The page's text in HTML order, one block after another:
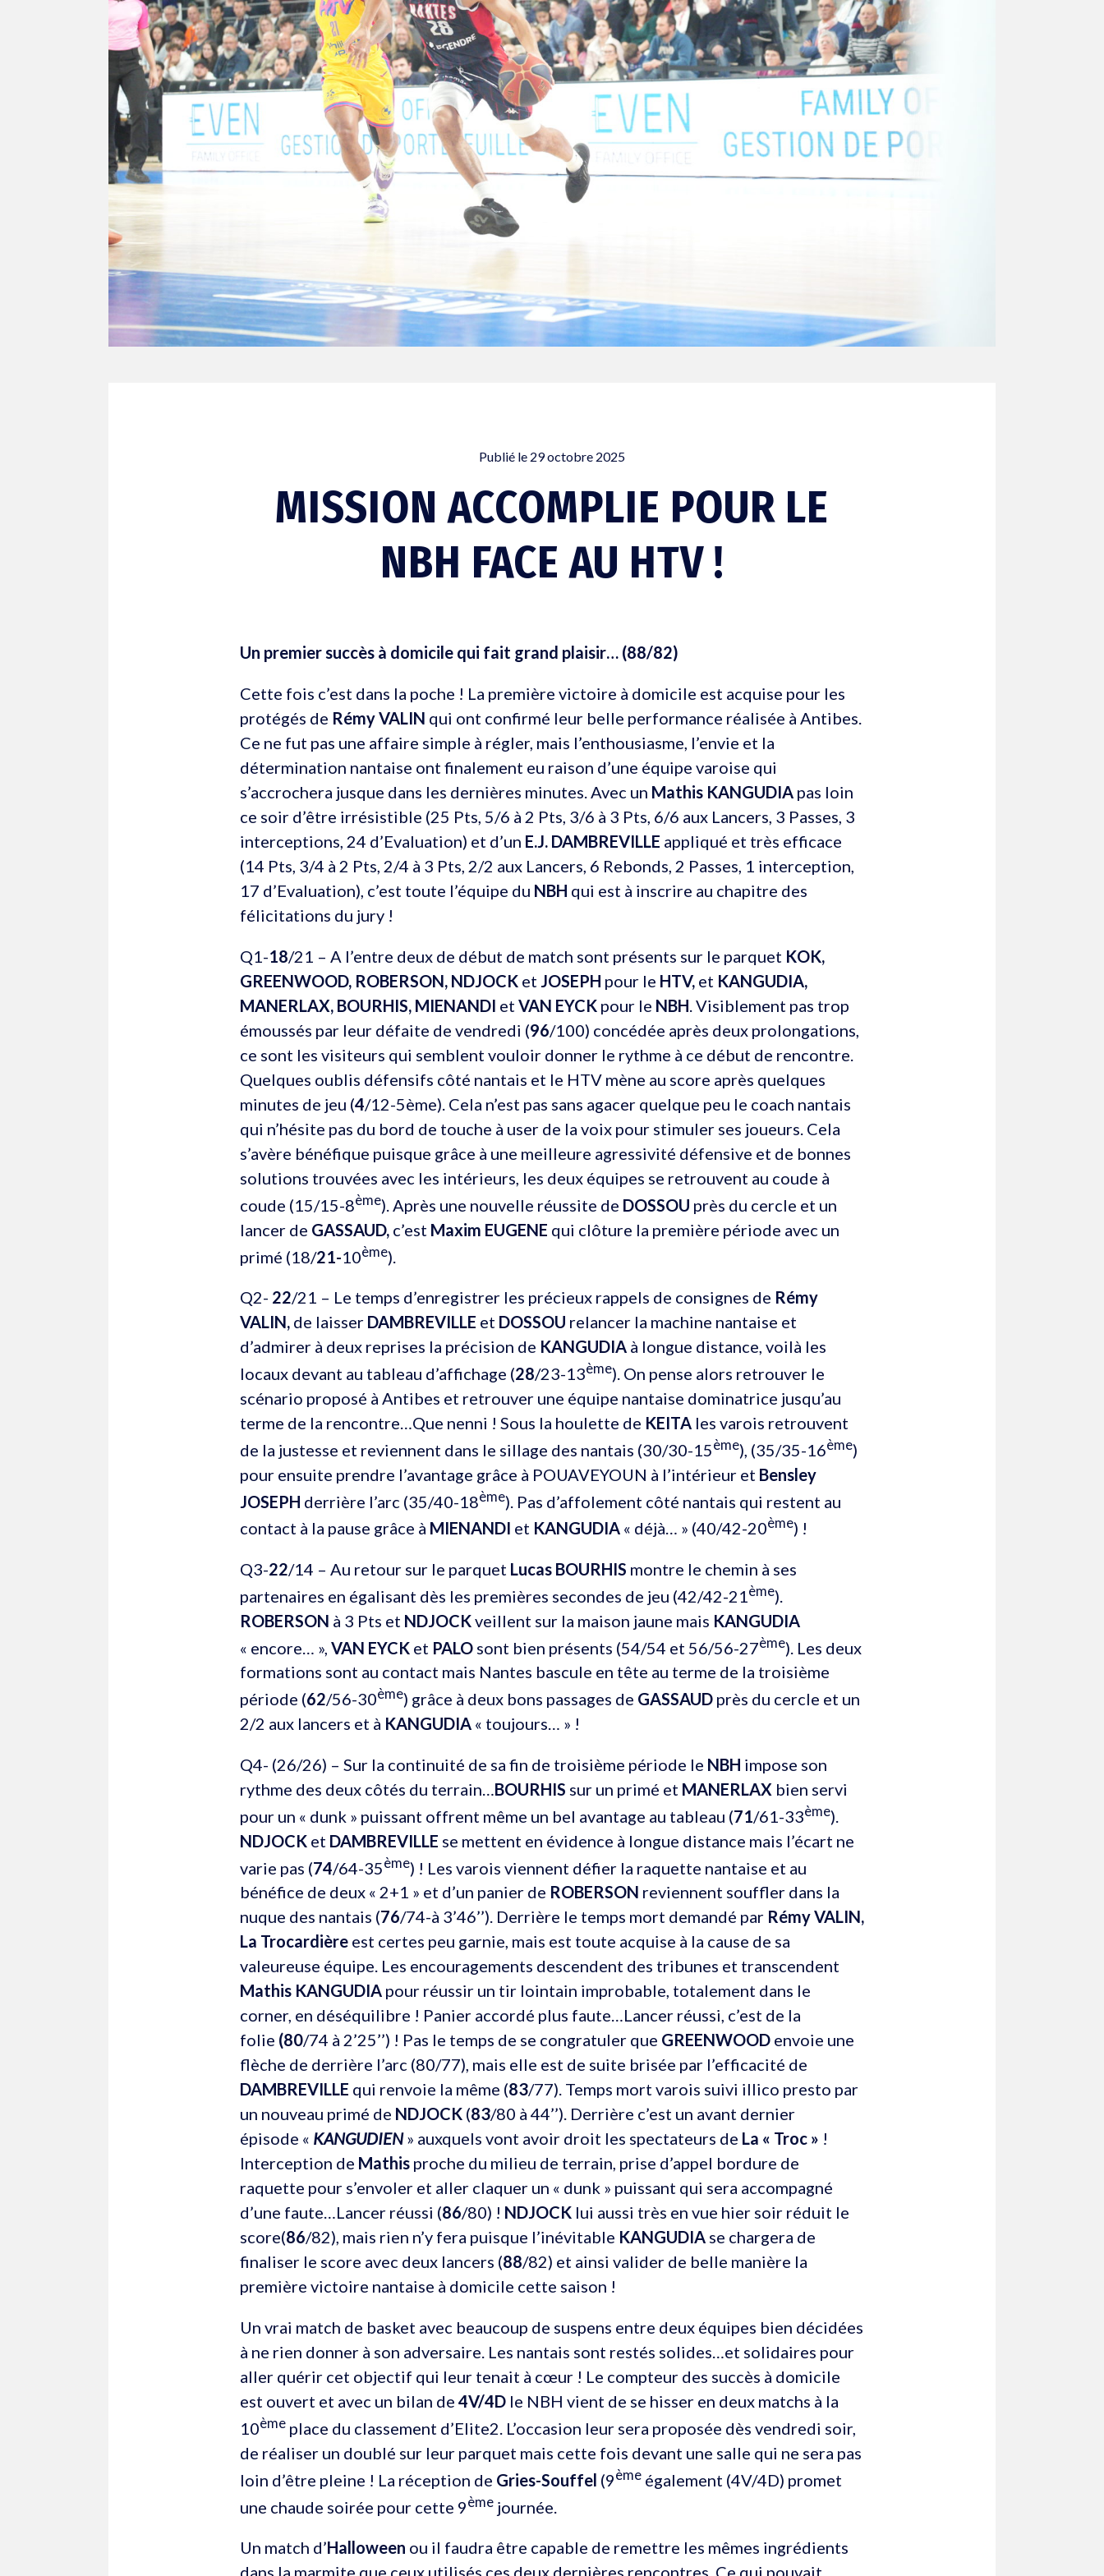
Publié le 29 octobre 2025
MISSION ACCOMPLIE POUR LE
NBH FACE AU HTV !
Un premier succès à domicile qui fait grand plaisir… (88/82)
Cette fois c’est dans la poche ! La première victoire à domicile est acquise pour les
protégés de Rémy VALIN qui ont confirmé leur belle performance réalisée à Antibes.
Ce ne fut pas une affaire simple à régler, mais l’enthousiasme, l’envie et la
détermination nantaise ont finalement eu raison d’une équipe varoise qui
s’accrochera jusque dans les dernières minutes. Avec un Mathis KANGUDIA pas loin
ce soir d’être irrésistible (25 Pts, 5/6 à 2 Pts, 3/6 à 3 Pts, 6/6 aux Lancers, 3 Passes, 3
interceptions, 24 d’Evaluation) et d’un E.J. DAMBREVILLE appliqué et très efficace
(14 Pts, 3/4 à 2 Pts, 2/4 à 3 Pts, 2/2 aux Lancers, 6 Rebonds, 2 Passes, 1 interception,
17 d’Evaluation), c’est toute l’équipe du NBH qui est à inscrire au chapitre des
félicitations du jury !
Q1-18/21 – A l’entre deux de début de match sont présents sur le parquet KOK,
GREENWOOD, ROBERSON, NDJOCK et JOSEPH pour le HTV, et KANGUDIA,
MANERLAX, BOURHIS, MIENANDI et VAN EYCK pour le NBH. Visiblement pas trop
émoussés par leur défaite de vendredi (96/100) concédée après deux prolongations,
ce sont les visiteurs qui semblent vouloir donner le rythme à ce début de rencontre.
Quelques oublis défensifs côté nantais et le HTV mène au score après quelques
minutes de jeu (4/12-5ème). Cela n’est pas sans agacer quelque peu le coach nantais
qui n’hésite pas du bord de touche à user de la voix pour stimuler ses joueurs. Cela
s’avère bénéfique puisque grâce à une meilleure agressivité défensive et de bonnes
solutions trouvées avec les intérieurs, les deux équipes se retrouvent au coude à
coude (15/15-8ème). Après une nouvelle réussite de DOSSOU près du cercle et un
lancer de GASSAUD, c’est Maxim EUGENE qui clôture la première période avec un
primé (18/21-10ème).
Q2- 22/21 – Le temps d’enregistrer les précieux rappels de consignes de Rémy
VALIN, de laisser DAMBREVILLE et DOSSOU relancer la machine nantaise et
d’admirer à deux reprises la précision de KANGUDIA à longue distance, voilà les
locaux devant au tableau d’affichage (28/23-13ème). On pense alors retrouver le
scénario proposé à Antibes et retrouver une équipe nantaise dominatrice jusqu’au
terme de la rencontre…Que nenni ! Sous la houlette de KEITA les varois retrouvent
de la justesse et reviennent dans le sillage des nantais (30/30-15ème), (35/35-16ème)
pour ensuite prendre l’avantage grâce à POUAVEYOUN à l’intérieur et Bensley
JOSEPH derrière l’arc (35/40-18ème). Pas d’affolement côté nantais qui restent au
contact à la pause grâce à MIENANDI et KANGUDIA « déjà… » (40/42-20ème) !
Q3-22/14 – Au retour sur le parquet Lucas BOURHIS montre le chemin à ses
partenaires en égalisant dès les premières secondes de jeu (42/42-21 ème).
ROBERSON à 3 Pts et NDJOCKveillent sur la maison jaune mais KANGUDIA
« encore… », VAN EYCK et PALO sont bien présents (54/54 et 56/56-27ème). Les deux
formations sont au contact mais Nantes bascule en tête au terme de la troisième
période (62/56-30ème) grâce à deux bons passages de GASSAUD près du cercle et un
2/2 aux lancers et à KANGUDIA « toujours… » !
Q4- (26/26) – Sur la continuité de sa fin de troisième période le NBH impose son
rythme des deux côtés du terrain…BOURHIS sur un primé et MANERLAX bien servi
pour un « dunk » puissant offrent même un bel avantage au tableau (71/61-33ème).
NDJOCK et DAMBREVILLE se mettent en évidence à longue distance mais l’écart ne
varie pas (74/64-35ème) ! Les varois viennent défier la raquette nantaise et au
bénéfice de deux « 2+1 » et d’un panier de ROBERSON reviennent souffler dans la
nuque des nantais (76/74-à 3’46’’). Derrière le temps mort demandé par Rémy VALIN,
La Trocardière est certes peu garnie, mais est toute acquise à la cause de sa
valeureuse équipe. Les encouragements descendent des tribunes et transcendent
Mathis KANGUDIA pour réussir un tir lointain improbable, totalement dans le
corner, en déséquilibre ! Panier accordé plus faute…Lancer réussi, c’est de la
folie (80/74 à 2’25’’) ! Pas le temps de se congratuler que GREENWOOD envoie une
flèche de derrière l’arc (80/77), mais elle est de suite brisée par l’efficacité de
DAMBREVILLE qui renvoie la même (83/77). Temps mort varois suivi illico presto par
un nouveau primé de NDJOCK (83/80 à 44’’). Derrière c’est un avant dernier
épisode « KANGUDIEN» auxquels vont avoir droit les spectateurs de La « Troc » !
Interception de Mathis proche du milieu de terrain, prise d’appel bordure de
raquette pour s’envoler et aller claquer un « dunk » puissant qui sera accompagné
d’une faute…Lancer réussi (86/80) ! NDJOCK lui aussi très en vue hier soir réduit le
score(86/82), mais rien n’y fera puisque l’inévitable KANGUDIA se chargera de
finaliser le score avec deux lancers (88/82) et ainsi valider de belle manière la
première victoire nantaise à domicile cette saison !
Un vrai match de basket avec beaucoup de suspens entre deux équipes bien décidées
à ne rien donner à son adversaire. Les nantais sont restés solides…et solidaires pour
aller quérir cet objectif qui leur tenait à cœur ! Le compteur des succès à domicile
est ouvert et avec un bilan de 4V/4D le NBH vient de se hisser en deux matchs à la
10ème place du classement d’Elite2. L’occasion leur sera proposée dès vendredi soir,
de réaliser un doublé sur leur parquet mais cette fois devant une salle qui ne sera pas
loin d’être pleine ! La réception de Gries-Souffel (9ème également (4V/4D) promet
une chaude soirée pour cette 9ème journée.
Un match d’Halloween ou il faudra être capable de remettre les mêmes ingrédients
dans la marmite que ceux utilisés ces deux dernières rencontres. Ce qui pouvait